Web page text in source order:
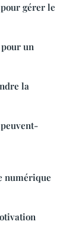
gérer le
un
la
numérique